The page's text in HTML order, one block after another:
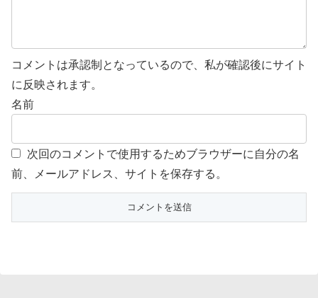
コメントは承認制となっているので、私が確認後にサイト
に反映されます。
名前
次回のコメントで使用するためブラウザーに自分の名
前、メールアドレス、サイトを保存する。